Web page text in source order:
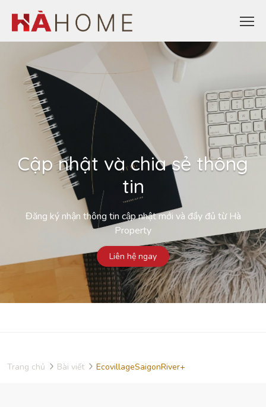
Cập nhật và chia sẻ thông
tin
Đăng ký nhận thông tin cập nhật mới và đầy đủ từ Hà
Property
Liên hệ ngay
Trang chủ Bài viết EcovillageSaigonRiver+